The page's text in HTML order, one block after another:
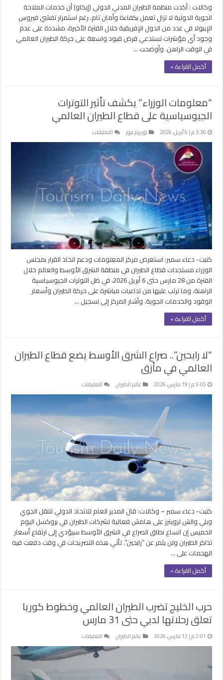
الدولية
مغلقة
وكالات : أكدت منظمة الطيران المدني الدولي (إيكاو) أن خدمات الملاحة
الجوية الدولية لا تزال تعمل بكفاءة وأمان تام، رغم استمرار تفشي فيروس
الإيبولا في عدد من الدول الإفريقية خلال الفترة الأخيرة، مشددة على عدم
وجود أي مؤشرات تستدعي فرض قيود واسعة على حركة الطيران العالمي
في الوقت الراهن. وأوضحت …
أكمل القراءة »
“معلومات الوزراء” يكشف تأثير التوترات
الجيوسياسية على قطاع الطيران العالمي
3:30 م | 6 أبريل، 2026 توريزم نيوز التعليقات
“معلومات
يكشف
تأثير
التوترات
الجيوسياسية
على
قطاع
الطيران
العالمي
مغلقة
كتبت- دعاء سمير: استعرض مركز المعلومات ودعم اتخاذ القرار بمجلس
الوزراء مستجدات قطاع الطيران في منطقة الشرق الأوسط والعالم خلال
الفترة من 28 مارس حتى 6 أبريل 2026، في ظل التوترات الجيوسياسية
الراهنة، وما ترتب عليها من تداعيات مباشرة على حركة الطيران وأسعار
الوقود والخدمات الجوية. وأشار المركز إلى تسجيل …
أكمل القراءة »
“لا رابحين”.. صراع الشرق الأوسط يضع قطاع الطيران
العالمي في مأزق
5:05 م | 19 مارس، 2026 عالم الطيران التعليقات
“لا
رابحين”..
صراع
الأوسط
يضع
قطاع
العالمي
في
مأزق
مغلقة
كتبت- دعاء سمير – وكالات: قال المدير العام للاتحاد الدولي للنقل الجوي
ويلي والش لرويترز على ​هامش فعالية لشركات الطيران في بروكسل اليوم
الخميس ‌إن اتساع نطاق الصراع في الشرق الأوسط سيؤدي إلى ارتفاع أسعار
تذاكر الطيران ولن يثمر عن “رابحين”. تأتي هذه التصريحات في وقت ​دفعت فيه
الهجمات على …
أكمل القراءة »
حرب الخليج تضرب الطيران العالمي وخطوط كوريا
تعلق رحلاتها لدبي حتى 31 مارس
2:01 م | 12 مارس، 2026 عالم الطيران التعليقات
حرب
الخليج